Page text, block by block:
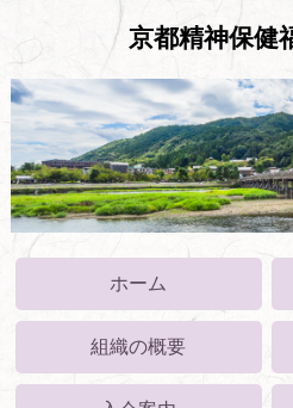
京都精神保健
ホーム
組織の概要